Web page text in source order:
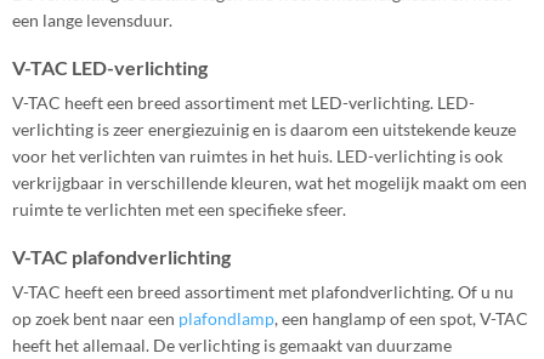
een lange levensduur.
V-TAC LED-verlichting
V-TAC heeft een breed assortiment met LED-verlichting. LED-
verlichting is zeer energiezuinig en is daarom een uitstekende keuze
voor het verlichten van ruimtes in het huis. LED-verlichting is ook
verkrijgbaar in verschillende kleuren, wat het mogelijk maakt om een
ruimte te verlichten met een specifieke sfeer.
V-TAC plafondverlichting
V-TAC heeft een breed assortiment met plafondverlichting. Of u nu
op zoek bent naar een plafondlamp, een hanglamp of een spot, V-TAC
heeft het allemaal. De verlichting is gemaakt van duurzame